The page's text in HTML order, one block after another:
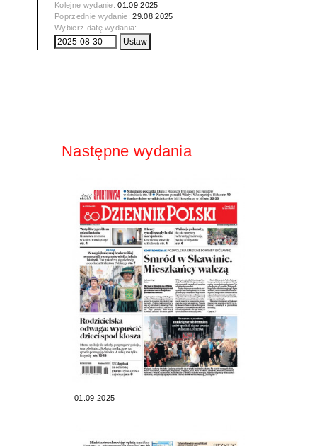
Kolejne wydanie:01.09.2025
Poprzednie wydanie:29.08.2025
Wybierz datę wydania:
Następne wydania
01.09.2025